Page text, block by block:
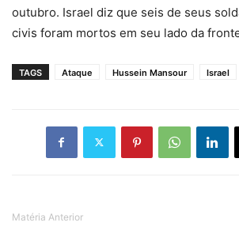
outubro. Israel diz que seis de seus
civis foram mortos em seu lado da
TAGS Ataque Hussein Mansour Israel
Matéria Anterior